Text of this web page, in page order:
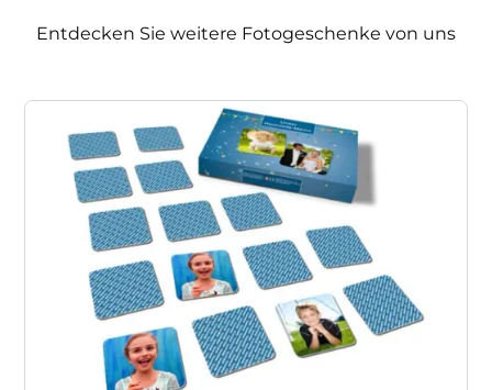
Entdecken Sie weitere Fotogeschenke von uns